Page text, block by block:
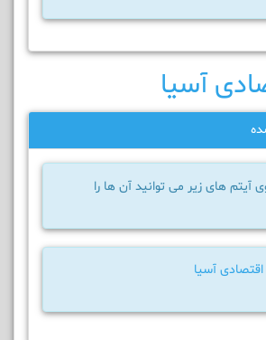
آسیا
آیتم های زیر می توانید آن ها را
آسیا